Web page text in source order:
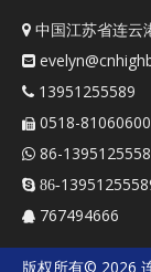
 中国江苏省连云

 13951255589
 0518-81060600
 86-
 86-
 767494666
版权所有© 2026